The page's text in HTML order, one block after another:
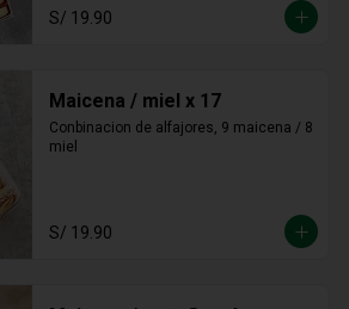
S/ 19.90
Maicena / miel x 17
Conbinacion de alfajores, 9 maicena / 8
miel
S/ 19.90